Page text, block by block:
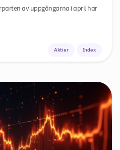
av uppgångarna i april har
Aktier Index